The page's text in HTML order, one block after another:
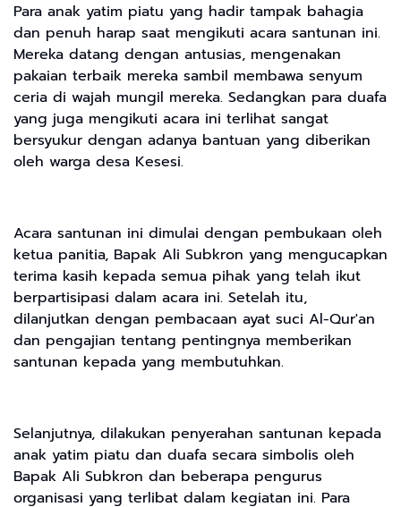
Para anak yatim piatu yang hadir tampak bahagia
dan penuh harap saat mengikuti acara santunan ini.
Mereka datang dengan antusias, mengenakan
pakaian terbaik mereka sambil membawa senyum
ceria di wajah mungil mereka. Sedangkan para duafa
yang juga mengikuti acara ini terlihat sangat
bersyukur dengan adanya bantuan yang diberikan
oleh warga desa Kesesi.
Acara santunan ini dimulai dengan pembukaan oleh
ketua panitia, Bapak Ali Subkron yang mengucapkan
terima kasih kepada semua pihak yang telah ikut
berpartisipasi dalam acara ini. Setelah itu,
dilanjutkan dengan pembacaan ayat suci Al-Qur'an
dan pengajian tentang pentingnya memberikan
santunan kepada yang membutuhkan.
Selanjutnya, dilakukan penyerahan santunan kepada
anak yatim piatu dan duafa secara simbolis oleh
Bapak Ali Subkron dan beberapa pengurus
organisasi yang terlibat dalam kegiatan ini. Para